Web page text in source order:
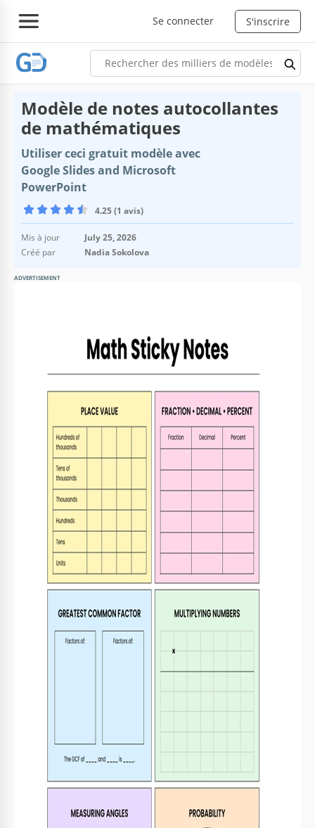
Se connecter S'inscrire
Modèle de notes autocollantes
de mathématiques
Utiliser ceci gratuit modèle avec
Google Slides and Microsoft
PowerPoint
4.25 (1 avis)
Mis à jour
July 25, 2026
Créé par
Nadia Sokolova
ADVERTISEMENT